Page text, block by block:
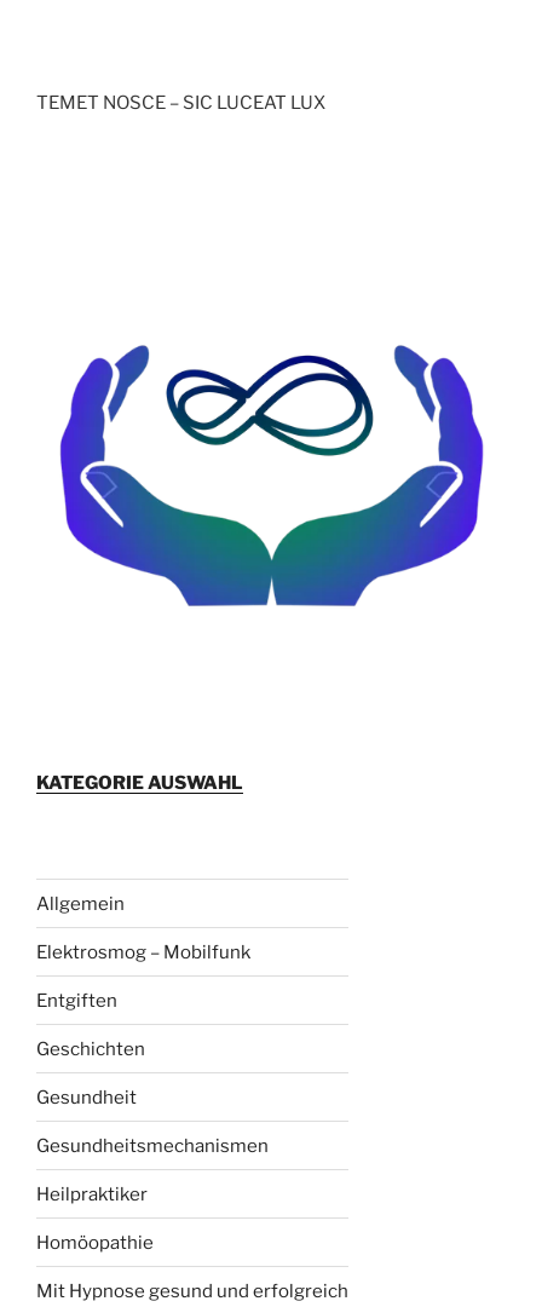
TEMET NOSCE – SIC LUCEAT LUX
KATEGORIE AUSWAHL
Allgemein
Elektrosmog – Mobilfunk
Entgiften
Geschichten
Gesundheit
Gesundheitsmechanismen
Heilpraktiker
Homöopathie
Mit Hypnose gesund und erfolgreich